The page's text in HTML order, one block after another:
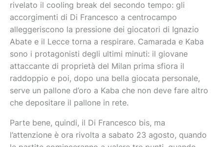
rivelato il cooling break del secondo tempo: gli
accorgimenti di Di Francesco a centrocampo
alleggeriscono la pressione dei giocatori di Ignazio
Abate e il Lecce torna a respirare. Camarada e Kaba
sono i protagonisti degli ultimi minuti: il giovane
attaccante di proprietà del Milan prima sfiora il
raddoppio e poi, dopo una bella giocata personale,
serve un pallone d’oro a Kaba che non deve fare altro
che depositare il pallone in rete.
Parte bene, quindi, il Di Francesco bis, ma
l’attenzione è ora rivolta a sabato 23 agosto, quando